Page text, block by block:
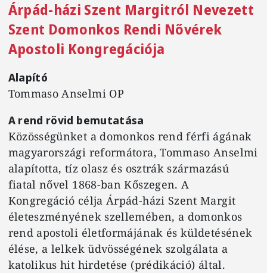
Árpád-házi Szent Margitról Nevezett
Szent Domonkos Rendi Nővérek
Apostoli Kongregációja
Alapító
Tommaso Anselmi OP
A rend rövid bemutatása
Közösségünket a domonkos rend férfi ágának
magyarországi reformátora, Tommaso Anselmi
alapította, tíz olasz és osztrák származású
fiatal nővel 1868-ban Kőszegen. A
Kongregáció célja Árpád-házi Szent Margit
életeszményének szellemében, a domonkos
rend apostoli életformájának és küldetésének
élése, a lelkek üdvösségének szolgálata a
katolikus hit hirdetése (prédikáció) által.